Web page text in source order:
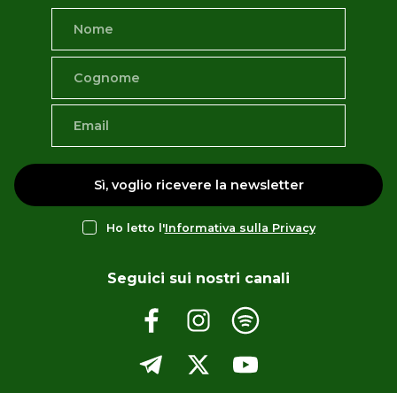
Sì, voglio ricevere la newsletter
Ho letto l'Informativa sulla Privacy
Seguici sui nostri canali